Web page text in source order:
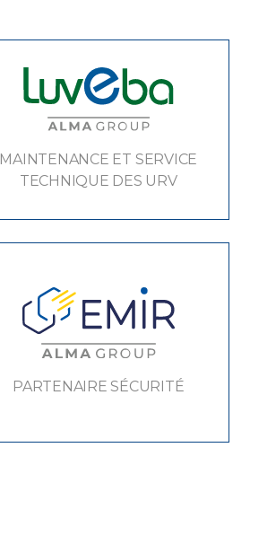
MAINTENANCE ET SERVICE
TECHNIQUE DES URV
PARTENAIRE SÉCURITÉ